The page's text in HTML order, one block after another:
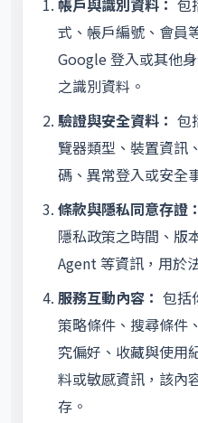
帳戶與識別資料： 包
式、帳戶編號、會員
Google 登入或其他
之識別資料。
驗證與安全資料： 包
覽器類型、裝置資訊
碼、異常登入或安全
條款與隱私同意存證：
隱私政策之時間、版
Agent 等資訊，用於
服務互動內容： 包括
策略條件、搜尋條件
究偏好、收藏與使用
料或敏感資訊，該內
存。